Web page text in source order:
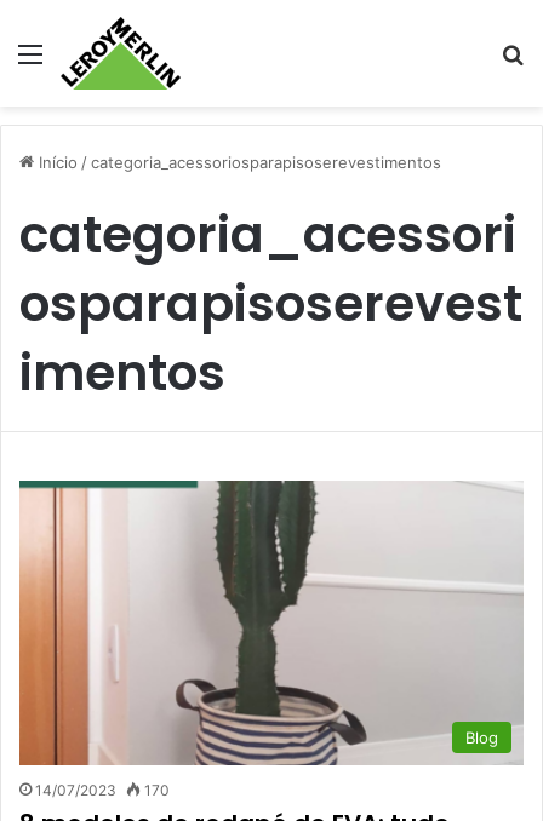
Menu
Início /categoria_acessoriosparapisoserevestimentos
categoria_acessori
osparapisoserevest
imentos
Blog
14/07/2023 170